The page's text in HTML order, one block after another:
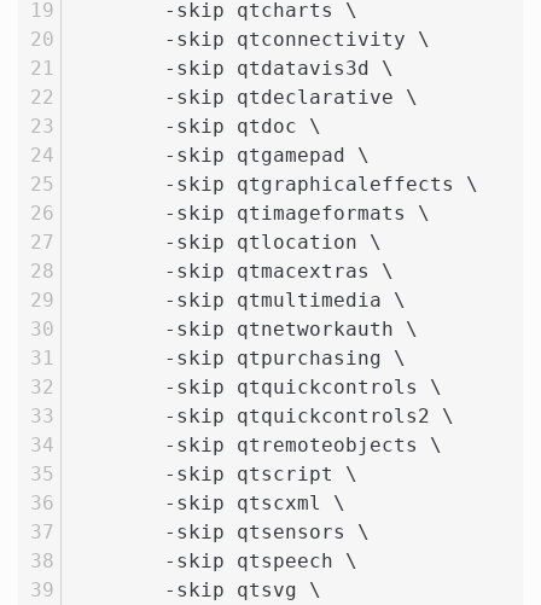
	-skip qtcharts \
	-skip qtconnectivity \
	-skip qtdatavis3d \
	-skip qtdeclarative \
	-skip qtdoc \
	-skip qtgamepad \
	-skip qtgraphicaleffects \
	-skip qtimageformats \
	-skip qtlocation \
	-skip qtmacextras \
	-skip qtmultimedia \
	-skip qtnetworkauth \
	-skip qtpurchasing \
	-skip qtquickcontrols \
	-skip qtquickcontrols2 \
	-skip qtremoteobjects \
	-skip qtscript \
	-skip qtscxml \
	-skip qtsensors \
	-skip qtspeech \
	-skip qtsvg \